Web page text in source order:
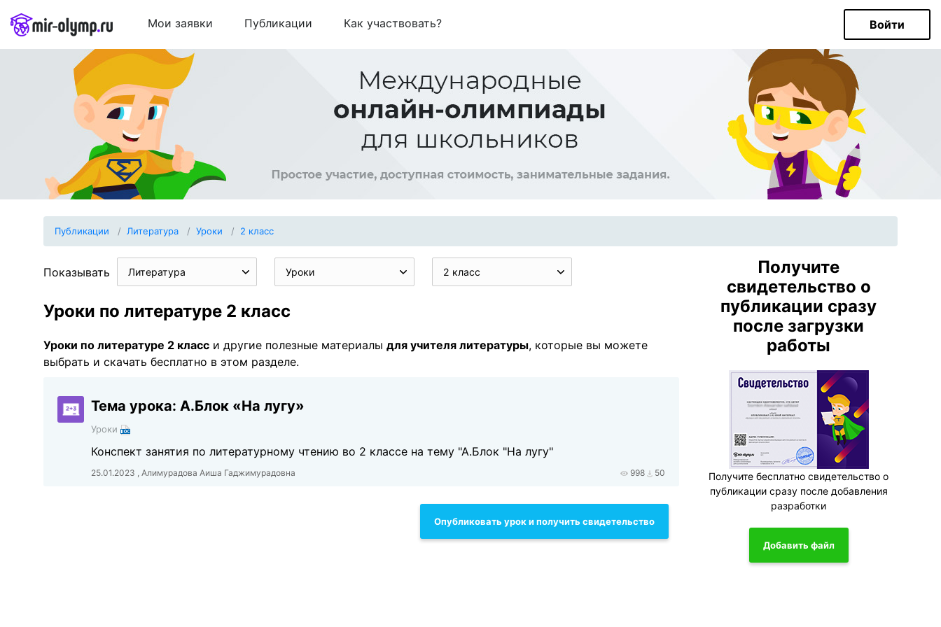
Мои заявки Публикации Как участвовать? Войти
Публикации Литература Уроки 2 класс
Показывать Литература Уроки 2 класс
Уроки по литературе 2 класс
Уроки по литературе 2 класс и другие полезные материалы для учителя литературы, которые вы можете
выбрать и скачать бесплатно в этом разделе.
Тема урока: А.Блок «На лугу»
Уроки
Конспект занятия по литературному чтению во 2 классе на тему "А.Блок "На лугу"
25.01.2023 , Алимурадова Аиша Гаджимурадовна 998 50
Опубликовать урок и получить свидетельство
Получите
свидетельство о
публикации сразу
после загрузки
работы
Получите бесплатно свидетельство о
публикации сразу после добавления
разработки
Добавить файл